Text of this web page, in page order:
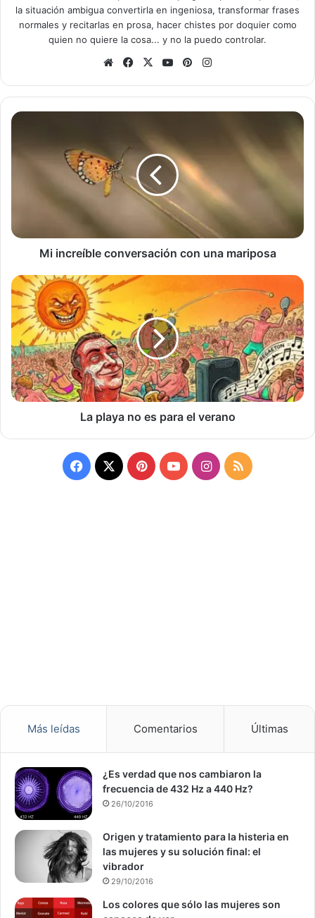
la situación ambigua convertirla en ingeniosa, transformar frases
normales y recitarlas en prosa, hacer chistes por doquier como
quien no quiere la cosa... y no la puedo controlar.
Sitio
Facebook
X YouTubePinterest
Mi
conversación
Mi increíble conversación con una mariposa
La
playa
no
es
para
el
verano
La playa no es para el verano
Facebook
X PinterestYouTubeInstagram
RSS
Más leídas Comentarios Últimas
¿Es verdad que nos cambiaron la
frecuencia de 432 Hz a 440 Hz?
26/10/2016
Origen y tratamiento para la histeria en
las mujeres y su solución final: el
vibrador
29/10/2016
Los colores que sólo las mujeres son